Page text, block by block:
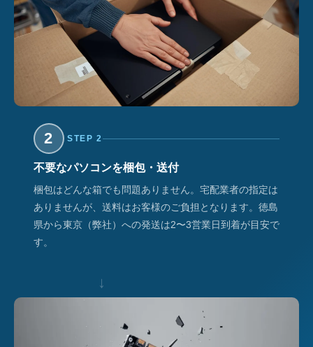
2 STEP 2
不要なパソコンを梱包・送付
梱包はどんな箱でも問題ありません。宅配業者の指定は
ありませんが、送料はお客様のご負担となります。徳島
県から東京（弊社）への発送は2〜3営業日到着が目安で
す。
↓